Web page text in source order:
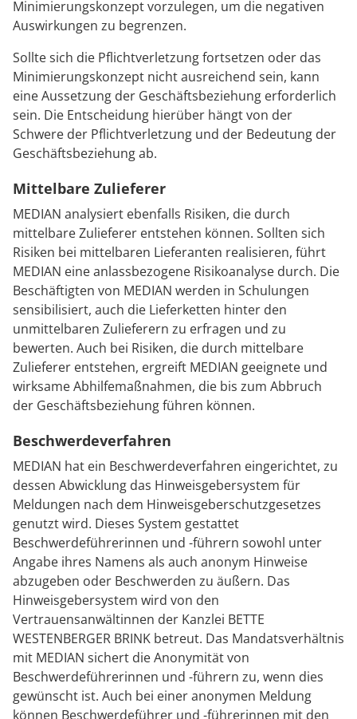
Minimierungskonzept vorzulegen, um die negativen
Auswirkungen zu begrenzen.
Sollte sich die Pflichtverletzung fortsetzen oder das
Minimierungskonzept nicht ausreichend sein, kann
eine Aussetzung der Geschäftsbeziehung erforderlich
sein. Die Entscheidung hierüber hängt von der
Schwere der Pflichtverletzung und der Bedeutung der
Geschäftsbeziehung ab.
Mittelbare Zulieferer
MEDIAN analysiert ebenfalls Risiken, die durch
mittelbare Zulieferer entstehen können. Sollten sich
Risiken bei mittelbaren Lieferanten realisieren, führt
MEDIAN eine anlassbezogene Risikoanalyse durch. Die
Beschäftigten von MEDIAN werden in Schulungen
sensibilisiert, auch die Lieferketten hinter den
unmittelbaren Zulieferern zu erfragen und zu
bewerten. Auch bei Risiken, die durch mittelbare
Zulieferer entstehen, ergreift MEDIAN geeignete und
wirksame Abhilfemaßnahmen, die bis zum Abbruch
der Geschäftsbeziehung führen können.
Beschwerdeverfahren
MEDIAN hat ein Beschwerdeverfahren eingerichtet, zu
dessen Abwicklung das Hinweisgebersystem für
Meldungen nach dem Hinweisgeberschutzgesetzes
genutzt wird. Dieses System gestattet
Beschwerdeführerinnen und -führern sowohl unter
Angabe ihres Namens als auch anonym Hinweise
abzugeben oder Beschwerden zu äußern. Das
Hinweisgebersystem wird von den
Vertrauensanwältinnen der Kanzlei BETTE
WESTENBERGER BRINK betreut. Das Mandatsverhältnis
mit MEDIAN sichert die Anonymität von
Beschwerdeführerinnen und -führern zu, wenn dies
gewünscht ist. Auch bei einer anonymen Meldung
können Beschwerdeführer und -führerinnen mit den